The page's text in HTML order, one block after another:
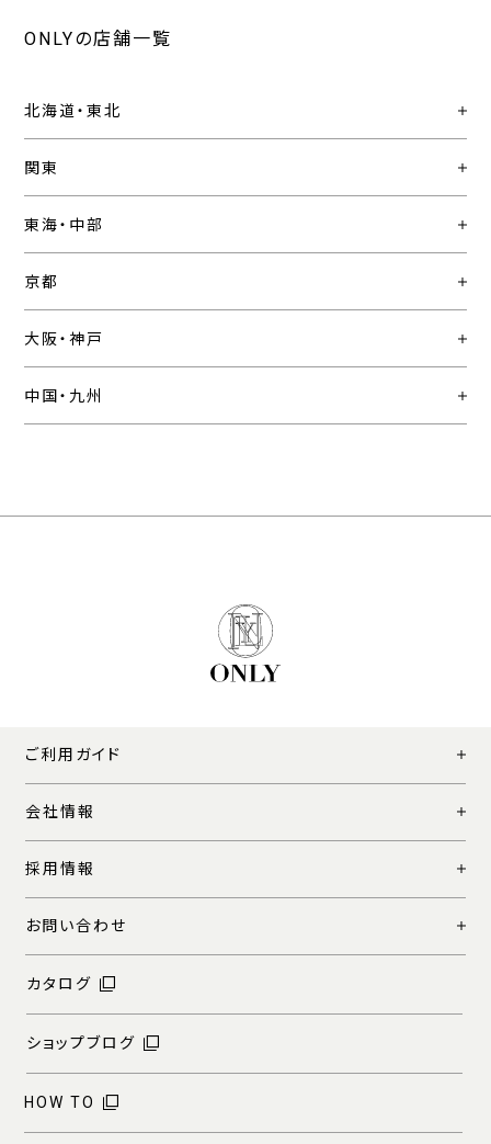
ONLYの店舗一覧
北海道・東北
関東
東海・中部
京都
大阪・神戸
中国・九州
ご利用ガイド
会社情報
採用情報
お問い合わせ
カタログ
ショップブログ
HOW TO